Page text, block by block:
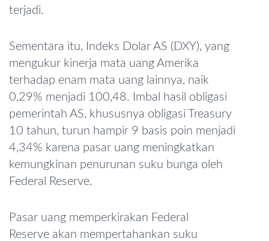
terjadi.
Sementara itu, Indeks Dolar AS (DXY), yang
mengukur kinerja mata uang Amerika
terhadap enam mata uang lainnya, naik
0,29% menjadi 100,48. Imbal hasil obligasi
pemerintah AS, khususnya obligasi Treasury
10 tahun, turun hampir 9 basis poin menjadi
4,34% karena pasar uang meningkatkan
kemungkinan penurunan suku bunga oleh
Federal Reserve.
Pasar uang memperkirakan Federal
Reserve akan mempertahankan suku